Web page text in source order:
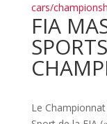
cars/
FIA
Le